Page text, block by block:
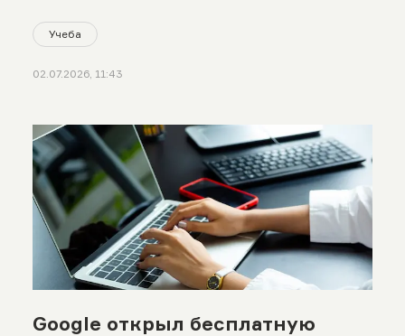
Учеба
02.07.2026, 11:43
Google открыл бесплатную